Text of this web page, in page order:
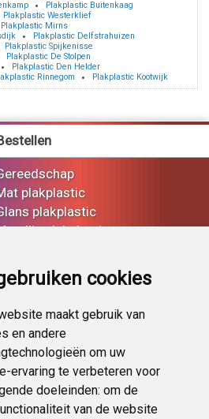
cookies
maakt gebruik van
en andere
om uw
ervaring te verbeteren voor
doeleinden: om de
van de website
Plakplastic Buitenkaag
Plakplastic Westerklief
Plakplastic Mirns
Plakplastic Delfstrahuizen
Plakplastic Spijkenisse
Plakplastic De Stolpen
Plakplastic Den Helder
Rinnegom Plakplastic Kootwijk
plakplastic
plakplastic
plakplastic
Effect plakplastic
plakplastic
Carbon plakplastic
Lampen folie
Functionele folie
Plakplastic korting
bestelling